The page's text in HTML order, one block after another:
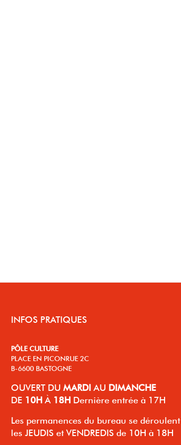
INFOS PRATIQUES
PÔLE CULTURE
PLACE EN PICONRUE 2C
B-6600 BASTOGNE
OUVERT DU MARDI AU DIMANCHE
DE 10H À 18H Dernière entrée à 17H
Les permanences du bureau se déroulent
les JEUDIS et VENDREDIS de 10H à 18H